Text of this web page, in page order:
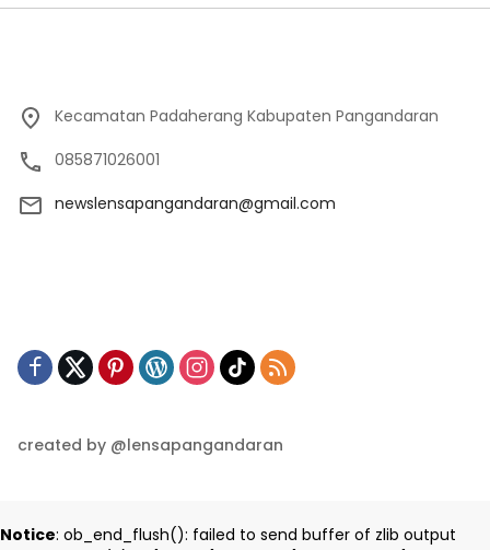
Kecamatan Padaherang Kabupaten Pangandaran
085871026001
newslensapangandaran@gmail.com
created by @lensapangandaran
Notice: ob_end_flush(): failed to send buffer of zlib output